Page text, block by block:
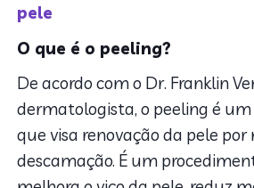
pele
O que é o peeling?
De acordo com o Dr. Franklin
dermatologista, o peeling é
que visa renovação da pele por
descamação. É um